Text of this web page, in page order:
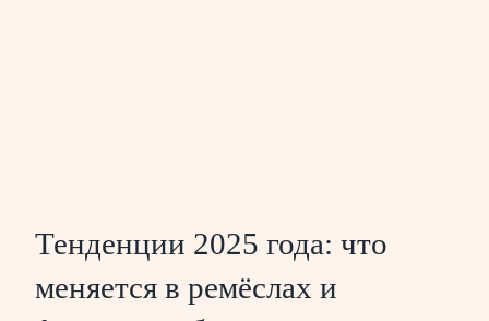
Тенденции 2025 года: что
меняется в ремёслах и